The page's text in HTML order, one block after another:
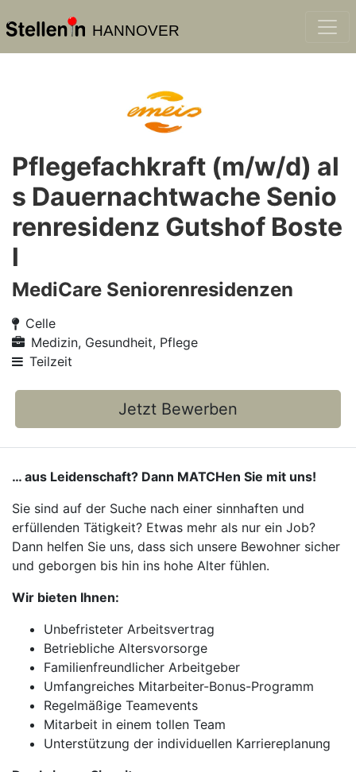
HANNOVER
Pflegefachkraft (m/w/d) al
s Dauernachtwache Senio
renresidenz Gutshof Boste
l
MediCare Seniorenresidenzen
Celle
Medizin, Gesundheit, Pflege
Teilzeit
Jetzt Bewerben
… aus Leidenschaft? Dann MATCHen Sie mit uns!
Sie sind auf der Suche nach einer sinnhaften und
erfüllenden Tätigkeit? Etwas mehr als nur ein Job?
Dann helfen Sie uns, dass sich unsere Bewohner sicher
und geborgen bis hin ins hohe Alter fühlen.
Wir bieten Ihnen:
Unbefristeter Arbeitsvertrag
Betriebliche Altersvorsorge
Familienfreundlicher Arbeitgeber
Umfangreiches Mitarbeiter-Bonus-Programm
Regelmäßige Teamevents
Mitarbeit in einem tollen Team
Unterstützung der individuellen Karriereplanung